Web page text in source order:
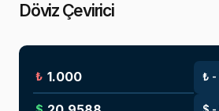
Döviz Çevirici
₺